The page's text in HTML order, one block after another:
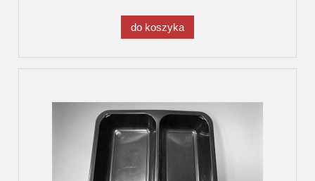
do koszyka